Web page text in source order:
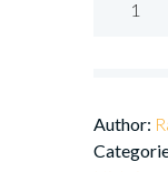
Author: